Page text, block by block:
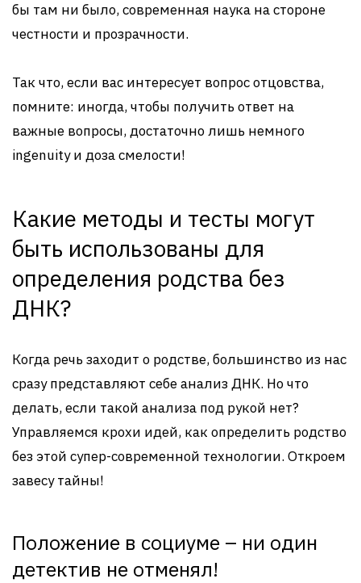
бы там ни было, современная наука на стороне
честности и прозрачности.
Так что, если вас интересует вопрос отцовства,
помните: иногда, чтобы получить ответ на
важные вопросы, достаточно лишь немного
ingenuity и доза смелости!
Какие методы и тесты могут
быть использованы для
определения родства без
ДНК?
Когда речь заходит о родстве, большинство из нас
сразу представляют себе анализ ДНК. Но что
делать, если такой анализа под рукой нет?
Управляемся крохи идей, как определить родство
без этой супер-современной технологии. Откроем
завесу тайны!
Положение в социуме – ни один
детектив не отменял!